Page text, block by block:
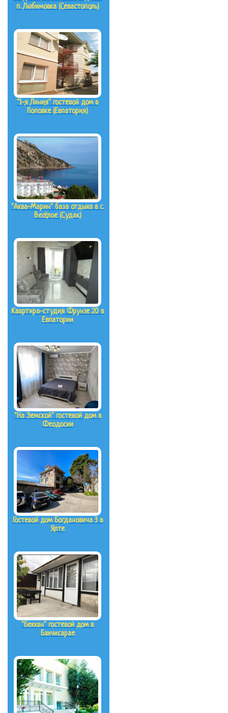
п. Любимовка (Севастополь)
"1-я Линия" гостевой дом в
Поповке (Евпатория)
"Аква-Марин" база отдыха в с.
Весёлое (Судак)
Квартира-студия Фрунзе 20 в
Евпатории
"На Земской" гостевой дом в
Феодосии
Гостевой дом Богдановича 3 в
Ялте
"Бекхан" гостевой дом в
Бахчисарае